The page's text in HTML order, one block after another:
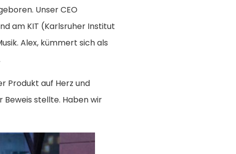
Unser CEO
am KIT (Karlsruher Institut
Alex, kümmert sich als
Produkt auf Herz und
stellte. Haben wir